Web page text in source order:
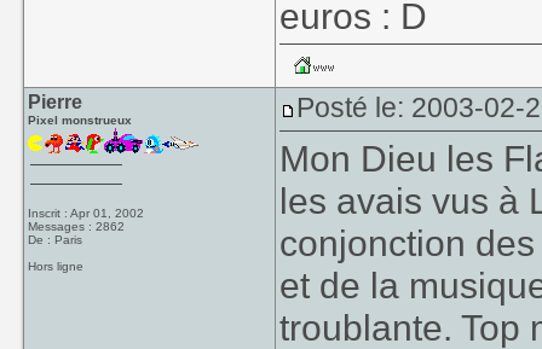
euros : D
Pierre
Pixel monstrueux
Inscrit : Apr 01, 2002
Messages : 2862
De : Paris
Hors ligne
Posté le: 2003-02-
Mon Dieu les
les avais vus à
conjonction
et de la
troublante. Top